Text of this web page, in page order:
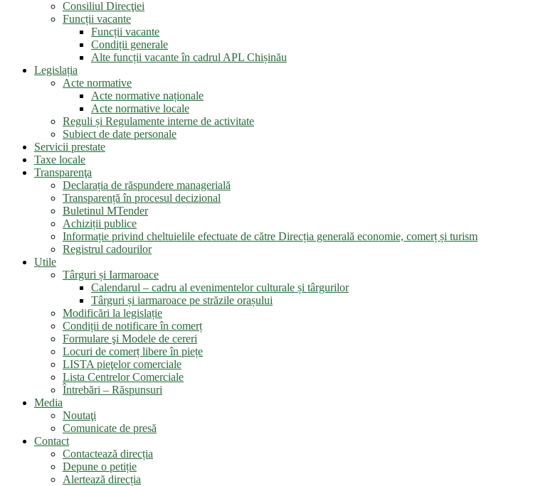
Consiliul Direcţiei
Funcții vacante
Funcții vacante
Condiții generale
Alte funcții vacante în cadrul APL Chișinău
Legislația
Acte normative
Acte normative naționale
Acte normative locale
Reguli și Regulamente interne de activitate
Subiect de date personale
Servicii prestate
Taxe locale
Transparenţa
Declarația de răspundere managerială
Transparență în procesul decizional
Buletinul MTender
Achiziții publice
Informație privind cheltuielile efectuate de către Direcția generală economie, comerț și turism
Registrul cadourilor
Utile
Târguri și Iarmaroace
Calendarul – cadru al evenimentelor culturale și târgurilor
Târguri și iarmaroace pe străzile orașului
Modificări la legislație
Condiții de notificare în comerț
Formulare şi Modele de cereri
Locuri de comerț libere în piețe
LISTA pieţelor comerciale
Lista Centrelor Comerciale
Întrebări – Răspunsuri
Media
Noutaţi
Comunicate de presă
Contact
Contactează direcția
Depune o petiție
Alertează direcția